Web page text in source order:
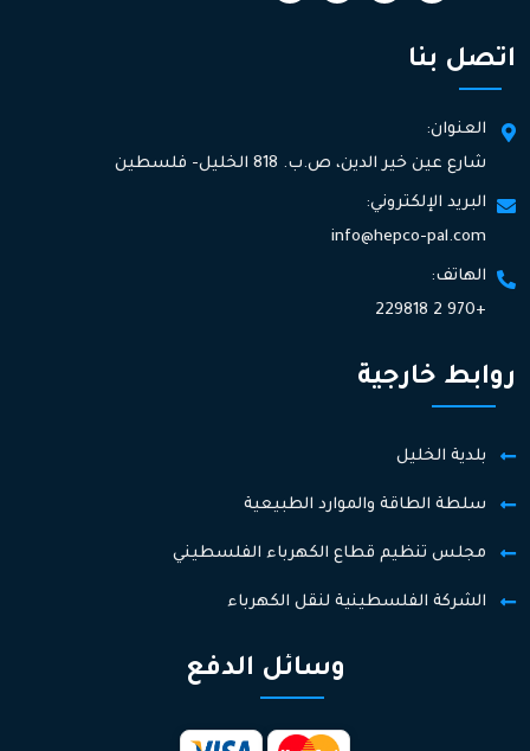
اتصل بنا
العنوان:
شارع عين خير الدين، ص.ب. 818 الخليل- فلسطين
البريد الإلكتروني:
info@hepco-pal.com
الهاتف:
+970 2 229818
روابط خارجية
بلدية الخليل
سلطة الطاقة والموارد الطبيعية
مجلس تنظيم قطاع الكهرباء الفلسطيني
الشركة الفلسطينية لنقل الكهرباء
وسائل الدفع